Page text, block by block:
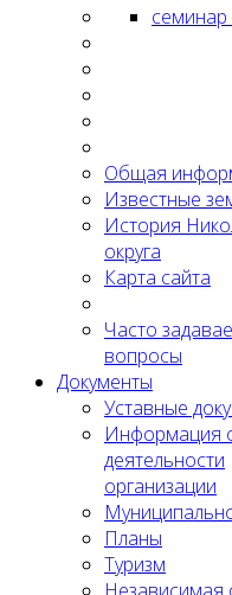
семинар
Общая
Известные
История
округа
Карта сайта
Часто
вопросы
Документы
Уставные
Информация
деятельности
организации
Планы
Туризм